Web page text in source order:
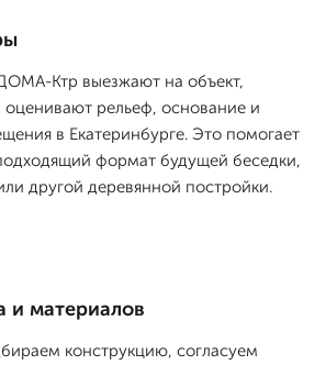
Ктр выезжают на объект,
рельеф, основание и
в Екатеринбурге. Это помогает
формат будущей беседки,
другой деревянной постройки.
и материалов
конструкцию, согласуем